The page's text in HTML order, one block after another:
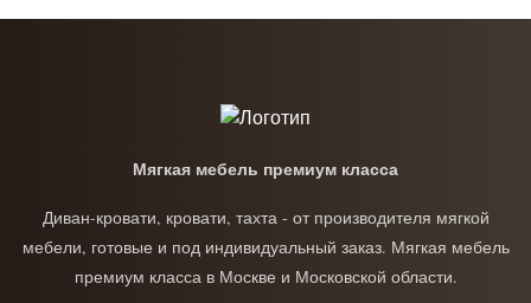
Мягкая мебель премиум класса
Диван-кровати, кровати, тахта - от производителя мягкой
мебели, готовые и под индивидуальный заказ. Мягкая мебель
премиум класса в Москве и Московской области.